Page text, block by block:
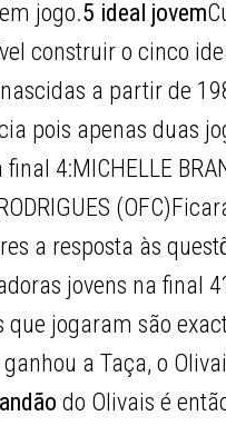
jogo.5 ideal jovem
construir o cinco
a partir de
pois apenas duas
4:MICHELLE
a resposta às
jovens na final
que jogaram são
a Taça, o
do Olivais é